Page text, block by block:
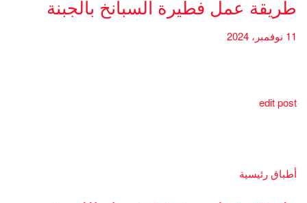
طريقة عمل فطيرة السبانخ بالجبنة
11 نوفمبر، 2024
edit post
أطباق رئيسية